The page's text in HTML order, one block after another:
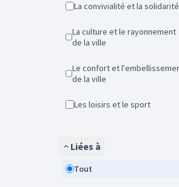
La convivialité et la solidarité
La culture et le rayonnement
de la ville
Le confort et l'embellissement
de la ville
Les loisirs et le sport
Liées à
Tout